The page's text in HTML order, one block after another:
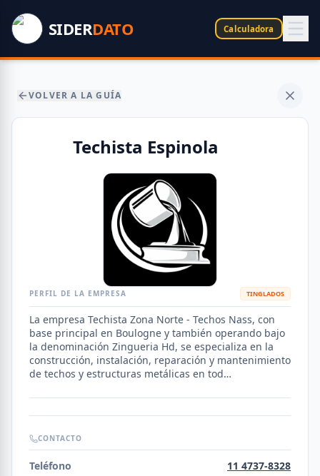
SIDERDATO Calculadora
VOLVER A LA GUÍA
Techista Espinola
PERFIL DE LA EMPRESA TINGLADOS
La empresa Techista Zona Norte - Techos Nass, con
base principal en Boulogne y también operando bajo
la denominación Zingueria Hd, se especializa en la
construcción, instalación, reparación y mantenimiento
de techos y estructuras metálicas en tod…
CONTACTO
Teléfono
11 4737-8328